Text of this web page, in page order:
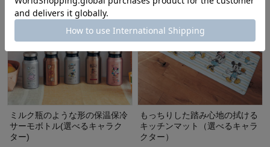
ミルク瓶のような形の保温保冷
サーモボトル(選べるキャラク
ター)
もっちりした踏み心地の拭ける
キッチンマット（選べるキャラ
クター）